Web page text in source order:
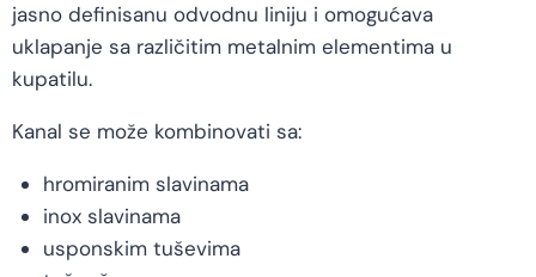
jasno definisanu odvodnu liniju i omogućava
uklapanje sa različitim metalnim elementima u
kupatilu.
Kanal se može kombinovati sa:
hromiranim slavinama
inox slavinama
usponskim tuševima